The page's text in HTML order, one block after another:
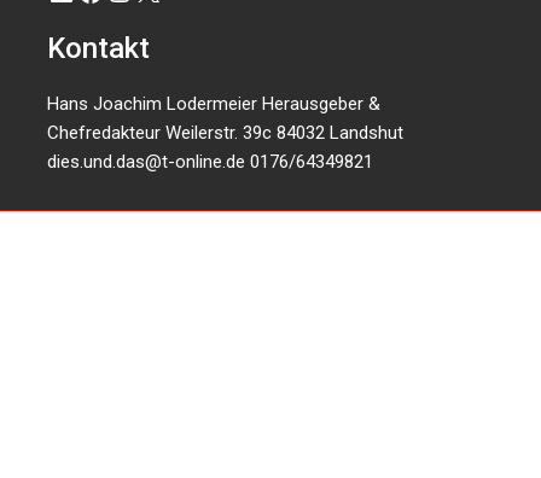
Kontakt
Hans Joachim Lodermeier Herausgeber &
Chefredakteur Weilerstr. 39c 84032 Landshut
dies.und.das@t-online.de 0176/64349821